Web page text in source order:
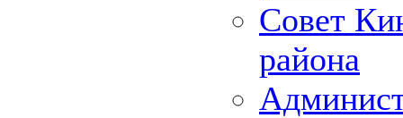
Совет
района